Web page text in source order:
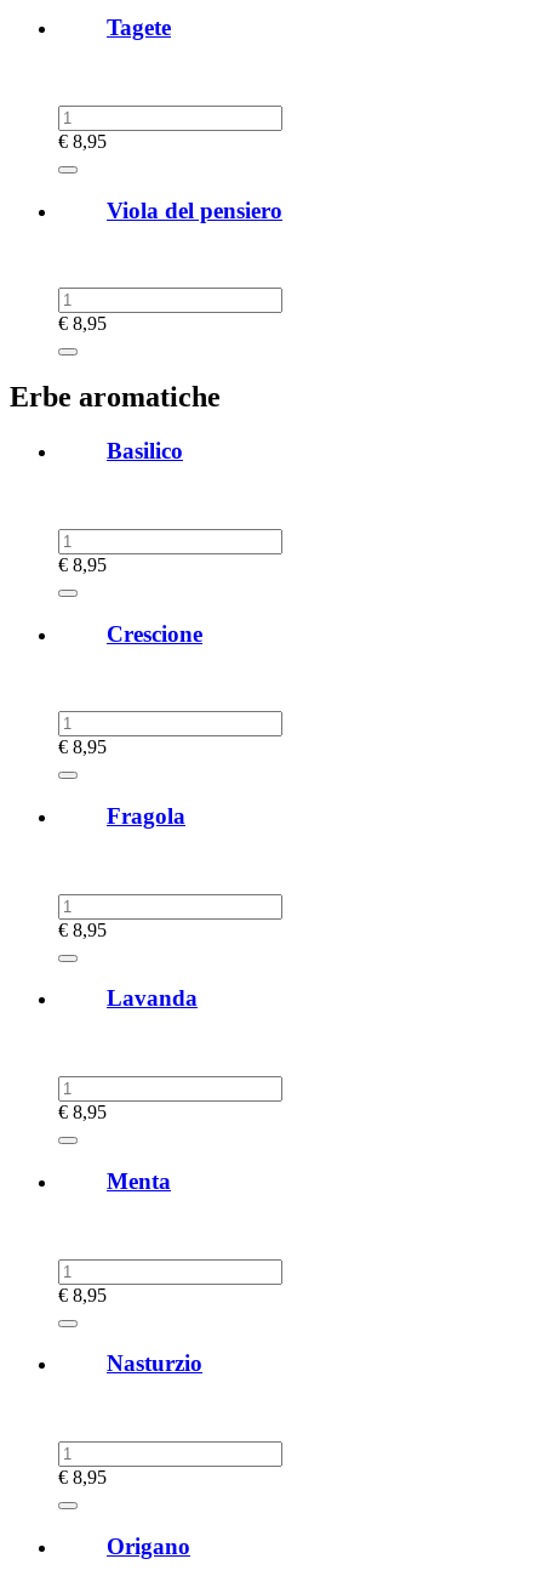
Tagete
€ 8,95
Viola del pensiero
€ 8,95
Erbe aromatiche
Basilico
€ 8,95
Crescione
€ 8,95
Fragola
€ 8,95
Lavanda
€ 8,95
Menta
€ 8,95
Nasturzio
€ 8,95
Origano